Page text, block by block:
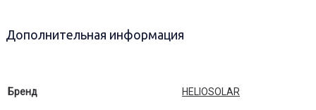
Дополнительная информация
Бренд HELIOSOLAR